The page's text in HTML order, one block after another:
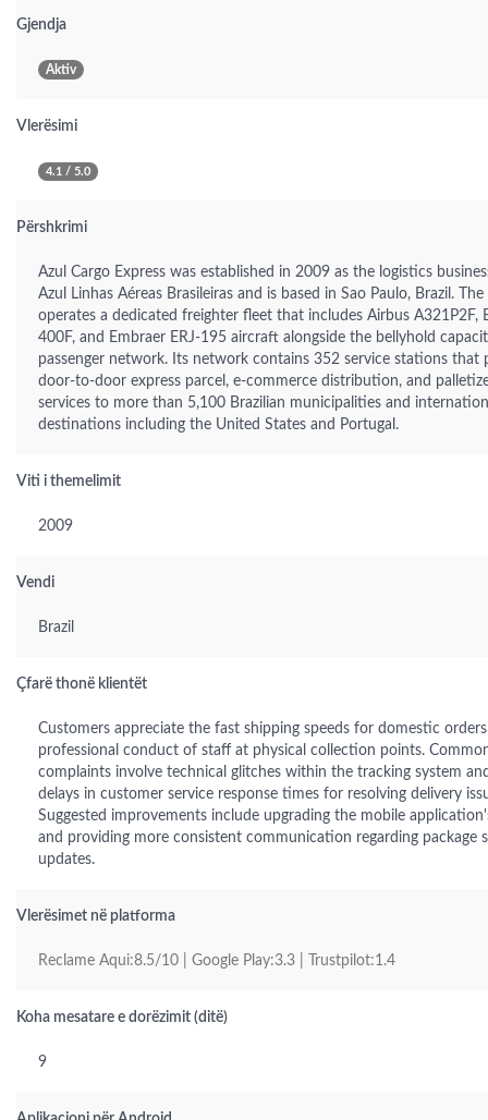
Gjendja
Aktiv
Vlerësimi
4.1 / 5.0
Përshkrimi
Azul Cargo Express was established in 2009 as the logistics
Azul Linhas Aéreas Brasileiras and is based in Sao Paulo, Brazil.
operates a dedicated freighter fleet that includes Airbus A321P2F,
400F, and Embraer ERJ-195 aircraft alongside the bellyhold
passenger network. Its network contains 352 service stations that
door-to-door express parcel, e-commerce distribution, and
services to more than 5,100 Brazilian municipalities and
destinations including the United States and Portugal.
Viti i themelimit
2009
Vendi
Brazil
Çfarë thonë klientët
Customers appreciate the fast shipping speeds for domestic
professional conduct of staff at physical collection points.
complaints involve technical glitches within the tracking system
delays in customer service response times for resolving delivery
Suggested improvements include upgrading the mobile
and providing more consistent communication regarding package
updates.
Vlerësimet në platforma
Reclame Aqui:8.5/10 | Google Play:3.3 | Trustpilot:1.4
Koha mesatare e dorëzimit (ditë)
9